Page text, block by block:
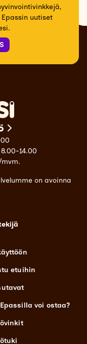
uutiset
14.00
on avoinna
etuihin
voi ostaa?